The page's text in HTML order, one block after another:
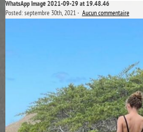
WhatsApp Image 2021-09-29 at 19.48.46
Posted: septembre 30th, 2021 ˑAucun commentaire